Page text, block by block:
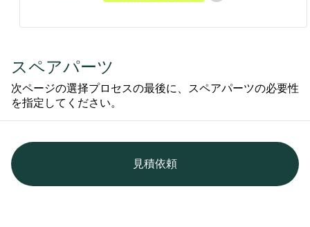
スペアパーツ
次ページの選择プロセスの最後に、スペアパーツの必要性
を指定してください。
見積依頼